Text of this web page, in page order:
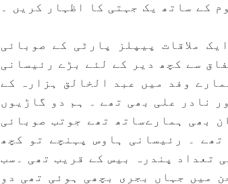
کے ساتھ یک جہتی کا اظہار کریں ۔
ملاقات پیپلز پارٹی کے صوبائی
سے کچھ دیر کے لئے بڑے رئیسانی
وفد میں عبد الخالق ہزارہ کے
نادر علی بھی تھے ۔ ہم دو گاڑیوں
بھی ہمارےساتھ تھے جوتب صوبائی
۔ رئیسانی ہاوس پہنچے تو کچھ
تعداد پندرہ بیس کے قریب تھی ۔سب
میں جہاں بجری بچھی ہوئی تھی دو